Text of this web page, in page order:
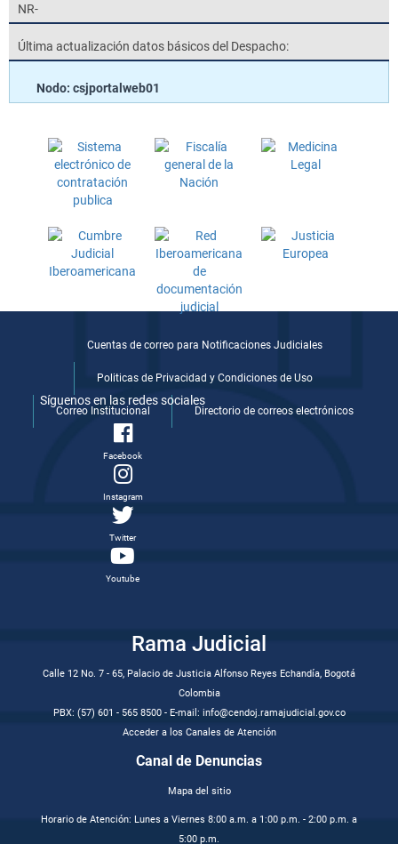
NR-
Última actualización datos básicos del Despacho:
Nodo: csjportalweb01
Cuentas de correo para Notificaciones Judiciales
Politicas de Privacidad y Condiciones de Uso
Correo Institucional Directorio de correos electrónicos
Síguenos en las redes sociales
Facebook
Instagram
Twitter
Youtube
Rama Judicial
Calle 12 No. 7 - 65, Palacio de Justicia Alfonso Reyes Echandía, Bogotá
Colombia
PBX: (57) 601 - 565 8500 - E-mail: info@cendoj.ramajudicial.gov.co
Acceder a los Canales de Atención
Canal de Denuncias
Mapa del sitio
Horario de Atención: Lunes a Viernes 8:00 a.m. a 1:00 p.m. - 2:00 p.m. a
5:00 p.m.